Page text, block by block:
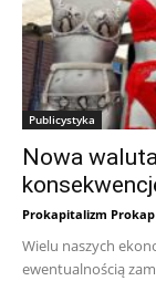
Publicystyka
Nowa
Prokapitalizm Prokap
Wielu naszych
ewentualnością